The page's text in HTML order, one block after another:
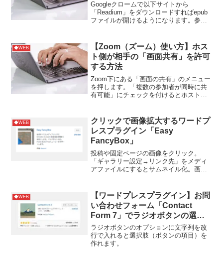
Googleクロームで以下サイトから
「Readium」をダウンロードすればepub
ファイルが開けるようになります。参考
◆WEB
【Zoom（ズーム）使い方】ホス
ト側が相手の「画面共有」を許可
する方法
Zoom下にある「画面の共有」のメニュー
を押します。「複数の参加者が同時に共
有可能」にチェックを付けるとホスト以
◆WEB
クリックで画像拡大するワードプ
レスプラグイン「Easy
FancyBox」
投稿や固定ページの画像をクリック。
「ギャラリー設定→リンク先」をメディ
アファイルにするとサムネイル化。画像
◆WEB
【ワードプレスプラグイン】お問
い合わせフォーム「Contact
Form 7」でラジオボタンの選択
肢を作る方法
ラジオボタンのオプションに文字列を改
行で入れると選択肢（ボタンの項目）を
作れます。